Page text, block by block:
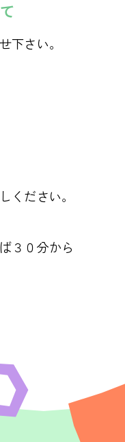
さい。
ださい。
３０分から